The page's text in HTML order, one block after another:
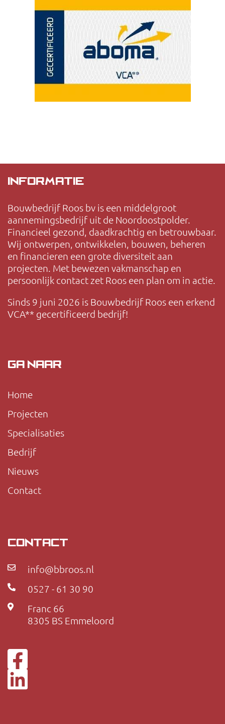
INFORMATIE
Bouwbedrijf Roos bv is een middelgroot
aannemingsbedrijf uit de Noordoostpolder.
Financieel gezond, daadkrachtig en betrouwbaar.
Wij ontwerpen, ontwikkelen, bouwen, beheren
en financieren een grote diversiteit aan
projecten. Met bewezen vakmanschap en
persoonlijk contact zet Roos een plan om in actie.
Sinds 9 juni 2026 is Bouwbedrijf Roos een erkend
VCA** gecertificeerd bedrijf!
GA NAAR
Home
Projecten
Specialisaties
Bedrijf
Nieuws
Contact
CONTACT
info@bbroos.nl
0527 - 61 30 90
Franc 66
8305 BS Emmeloord